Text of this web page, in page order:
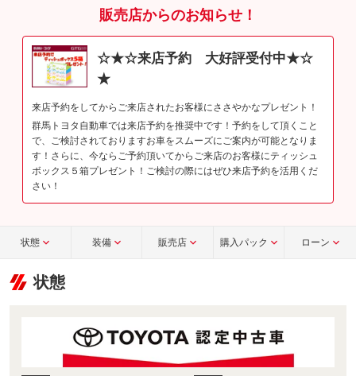
販売店からのお知らせ！
☆★☆来店予約 大好評受付中★☆
★
来店予約をしてからご来店されたお客様にささやかなプレゼント！
群馬トヨタ自動車では来店予約を推奨中です！予約をして頂くこと
で、ご検討されておりますお車をスムーズにご案内が可能となりま
す！さらに、今ならご予約頂いてからご来店のお客様にティッシュ
ボックス５箱プレゼント！ご検討の際にはぜひ来店予約を活用くだ
さい！
状態 装備 販売店 購入パック ローン
状態